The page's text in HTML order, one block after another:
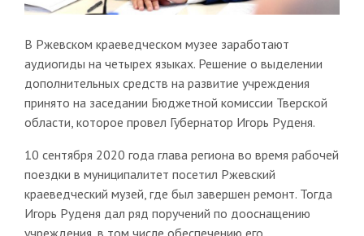
В Ржевском краеведческом музее заработают
аудиогиды на четырех языках. Решение о выделении
дополнительных средств на развитие учреждения
принято на заседании Бюджетной комиссии Тверской
области, которое провел Губернатор Игорь Руденя.
10 сентября 2020 года глава региона во время рабочей
поездки в муниципалитет посетил Ржевский
краеведческий музей, где был завершен ремонт. Тогда
Игорь Руденя дал ряд поручений по дооснащению
учреждения, в том числе обеспечению его